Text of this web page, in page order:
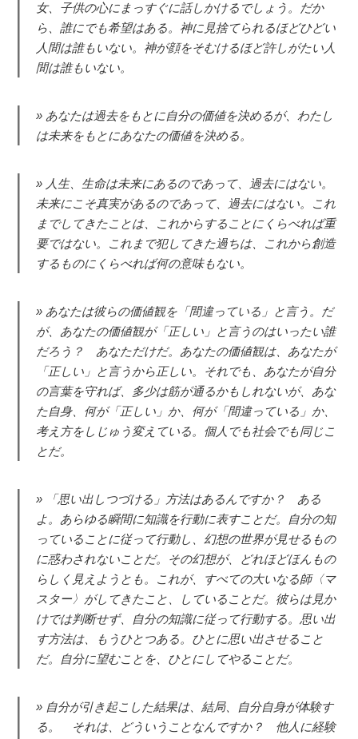
女、子供の心にまっすぐに話しかけるでしょう。だか
ら、誰にでも希望はある。神に見捨てられるほどひどい
人間は誰もいない。神が顔をそむけるほど許しがたい人
間は誰もいない。
あなたは過去をもとに自分の価値を決めるが、わたし
は未来をもとにあなたの価値を決める。
人生、生命は未来にあるのであって、過去にはない。
未来にこそ真実があるのであって、過去にはない。これ
までしてきたことは、これからすることにくらべれば重
要ではない。これまで犯してきた過ちは、これから創造
するものにくらべれば何の意味もない。
あなたは彼らの価値観を「間違っている」と言う。だ
が、あなたの価値観が「正しい」と言うのはいったい誰
だろう？ あなただけだ。あなたの価値観は、あなたが
「正しい」と言うから正しい。それでも、あなたが自分
の言葉を守れば、多少は筋が通るかもしれないが、あな
た自身、何が「正しい」か、何が「間違っている」か、
考え方をしじゅう変えている。個人でも社会でも同じこ
とだ。
「思い出しつづける」方法はあるんですか？ ある
よ。あらゆる瞬間に知識を行動に表すことだ。自分の知
っていることに従って行動し、幻想の世界が見せるもの
に惑わされないことだ。その幻想が、どれほどほんもの
らしく見えようとも。これが、すべての大いなる師〈マ
スター〉がしてきたこと、していることだ。彼らは見か
けでは判断せず、自分の知識に従って行動する。思い出
す方法は、もうひとつある。ひとに思い出させること
だ。自分に望むことを、ひとにしてやることだ。
自分が引き起こした結果は、結局、自分自身が体験す
る。 それは、どういうことなんですか？ 他人に経験